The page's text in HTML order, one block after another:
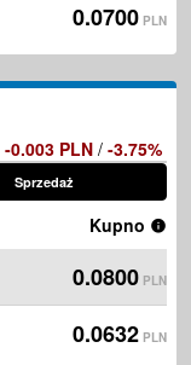
0.0700 PLN
-0.003 PLN / -3.75%
Sprzedaż
Kupno
0.0800 PLN
0.0632 PLN